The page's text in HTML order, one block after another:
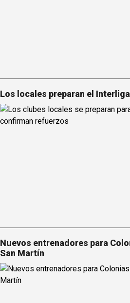
Los locales preparan el
Nuevos entrenadores para
San Martín